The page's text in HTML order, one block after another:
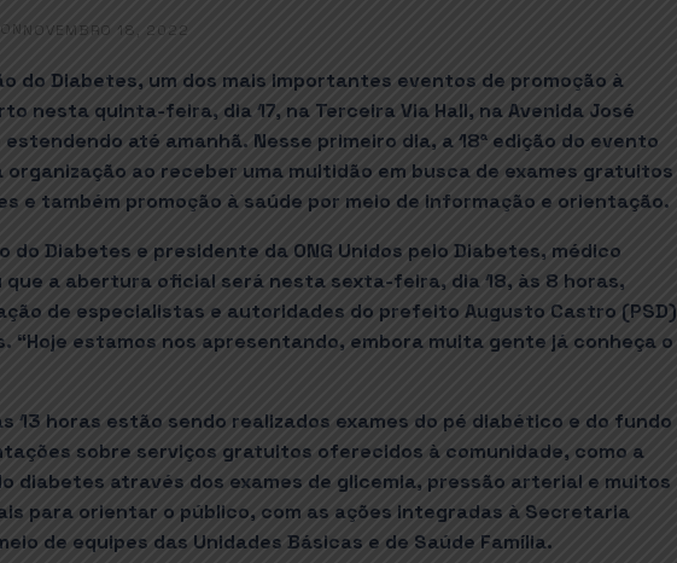
ON NOVEMBRO 18, 2022
do Diabetes, um dos mais importantes eventos de promoção à
nesta quinta-feira, dia 17, na Terceira Via Hall, na Avenida José
até amanhã. Nesse primeiro dia, a 18ª edição do evento
ao receber uma multidão em busca de exames gratuitos
e também promoção à saúde por meio de informação e orientação.
do Diabetes e presidente da ONG Unidos pelo Diabetes, médico
que a abertura oficial será nesta sexta-feira, dia 18, às 8 horas,
de especialistas e autoridades do prefeito Augusto Castro (PSD)
“Hoje estamos nos apresentando, embora muita gente já conheça o
13 horas estão sendo realizados exames do pé diabético e do fundo
sobre serviços gratuitos oferecidos à comunidade, como a
diabetes através dos exames de glicemia, pressão arterial e muitos
para orientar o público, com as ações integradas à Secretaria
de equipes das Unidades Básicas e de Saúde Família.